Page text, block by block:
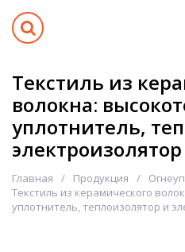
Текстиль из
волокна:
уплотнитель,
Главная Продукция
Текстиль из керамического
уплотнитель, теплоизолятор и